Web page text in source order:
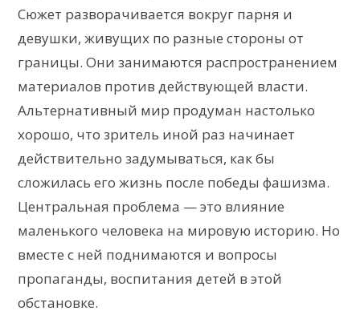
Сюжет разворачивается вокруг парня и
девушки, живущих по разные стороны от
границы. Они занимаются распространением
материалов против действующей власти.
Альтернативный мир продуман настолько
хорошо, что зритель иной раз начинает
действительно задумываться, как бы
сложилась его жизнь после победы фашизма.
Центральная проблема — это влияние
маленького человека на мировую историю. Но
вместе с ней поднимаются и вопросы
пропаганды, воспитания детей в этой
обстановке.